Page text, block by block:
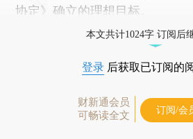
协定》确立的理想目标。
本文共计1024字 订阅后
登录 后获取已订阅的
财新通会员
可畅读全文
订阅/会